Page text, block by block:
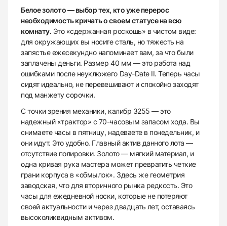
Белое золото — выбор тех, кто уже перерос
необходимость кричать о своем статусе на всю
комнату. Это «сдержанная роскошь» в чистом виде:
для окружающих вы носите сталь, но тяжесть на
запястье ежесекундно напоминает вам, за что были
заплачены деньги. Размер 40 мм — это работа над
ошибками после неуклюжего Day-Date II. Теперь часы
сидят идеально, не перевешивают и спокойно заходят
под манжету сорочки.
С точки зрения механики, калибр 3255 — это
надежный «трактор» с 70-часовым запасом хода. Вы
снимаете часы в пятницу, надеваете в понедельник, и
они идут. Это удобно. Главный актив данного лота —
отсутствие полировки. Золото — мягкий материал, и
одна кривая рука мастера может превратить четкие
грани корпуса в «обмылок». Здесь же геометрия
заводская, что для вторичного рынка редкость. Это
часы для ежедневной носки, которые не потеряют
своей актуальности и через двадцать лет, оставаясь
высоколиквидным активом.